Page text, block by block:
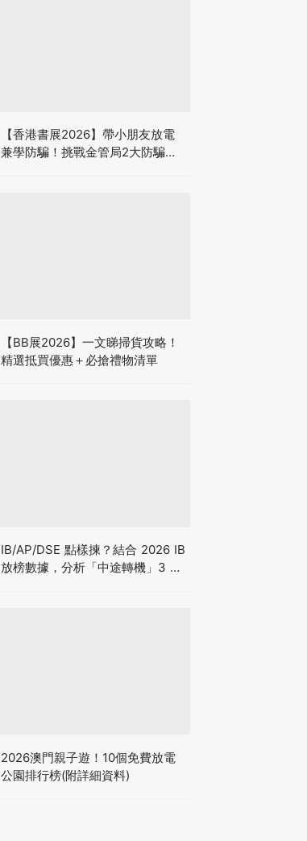
【香港書展2026】帶小朋友放電
兼學防騙！挑戰金管局2大防騙遊
【BB展2026】一文睇掃貨攻略！
精選抵買優惠＋必搶禮物清單
IB/AP/DSE 點樣揀？結合 2026 IB
放榜數據，分析「中途轉機」3 大
2026澳門親子遊！10個免費放電
公園排行榜(附詳細資料)